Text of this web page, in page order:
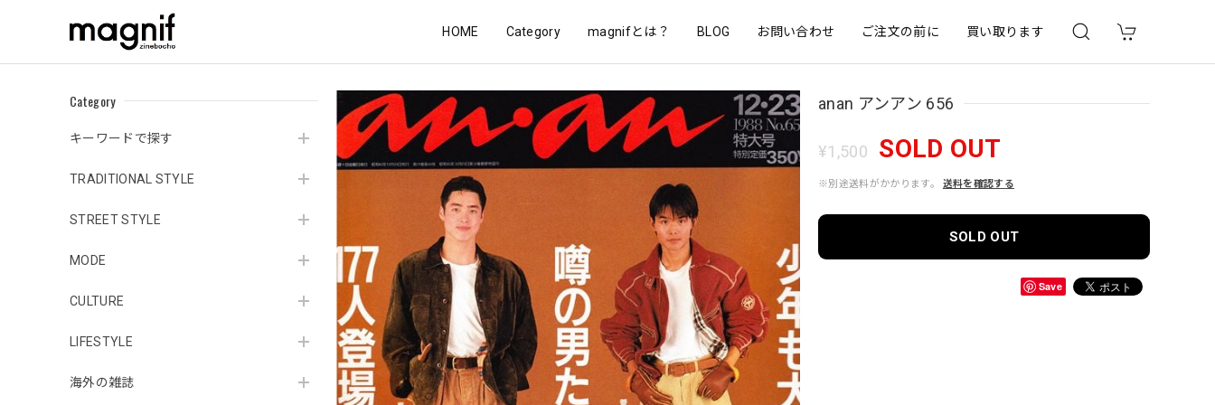
HOME Category magnifとは？ BLOG お問い合わせ ご注文の前に 買い取ります
Category
キーワードで探す
TRADITIONAL STYLE
STREET STYLE
MODE
CULTURE
LIFESTYLE
海外の雑誌
anan アンアン 656
¥1,500 SOLD OUT
※別途送料がかかります。 送料を確認する
SOLD OUT
Save